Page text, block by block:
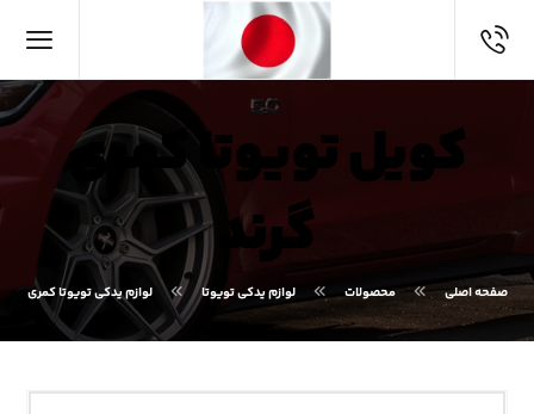
کویل تویوتا کمری
گرند
صفحه اصلی محصولات لوازم یدکی تویوتا لوازم یدکی تویوتا کمری